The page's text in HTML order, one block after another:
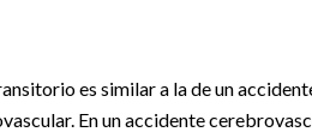
es similar a la de un
En un accidente